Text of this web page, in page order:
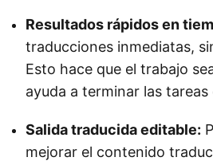
Resultados rápidos en
traducciones inmediatas,
Esto hace que el trabajo
ayuda a terminar las
Salida traducida editable:
mejorar el contenido